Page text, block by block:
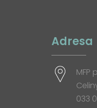
Adresa
MFP
033